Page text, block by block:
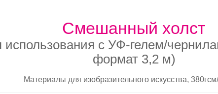
Смешанный холст
использования с УФ-гелем/
формат 3,2 м)
Материалы для изобразительного искусства,